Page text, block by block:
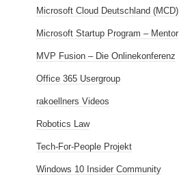
Microsoft Cloud Deutschland (MCD)
Microsoft Startup Program – Mentor
MVP Fusion – Die Onlinekonferenz
Office 365 Usergroup
rakoellners Videos
Robotics Law
Tech-For-People Projekt
Windows 10 Insider Community